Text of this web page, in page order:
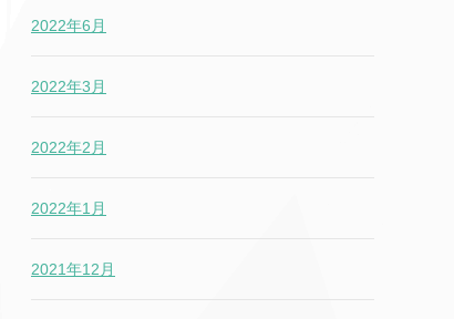
2022年6月
2022年3月
2022年2月
2022年1月
2021年12月